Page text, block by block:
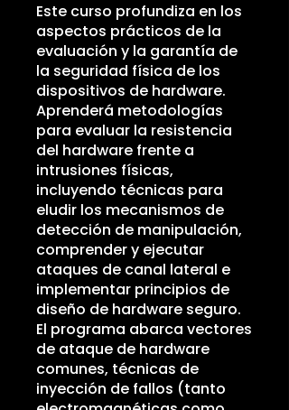
Este curso profundiza en los
aspectos prácticos de la
evaluación y la garantía de
la seguridad física de los
dispositivos de hardware.
Aprenderá metodologías
para evaluar la resistencia
del hardware frente a
intrusiones físicas,
incluyendo técnicas para
eludir los mecanismos de
detección de manipulación,
comprender y ejecutar
ataques de canal lateral e
implementar principios de
diseño de hardware seguro.
El programa abarca vectores
de ataque de hardware
comunes, técnicas de
inyección de fallos (tanto